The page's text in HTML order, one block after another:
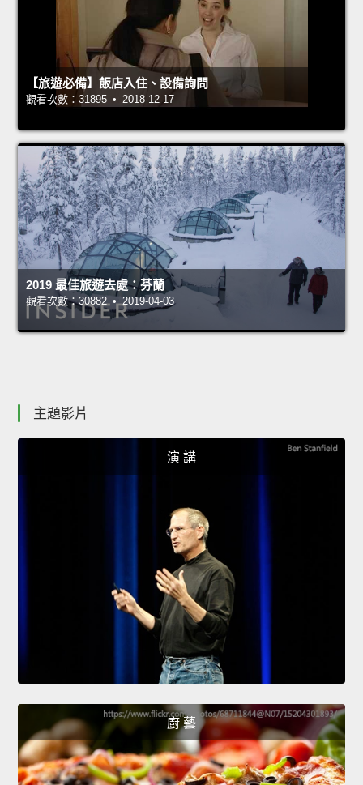
【旅遊必備】飯店入住、設備詢問
觀看次數：31895 • 2018-12-17
2019 最佳旅遊去處：芬蘭
觀看次數：30882 • 2019-04-03
主題影片
演 講
廚 藝